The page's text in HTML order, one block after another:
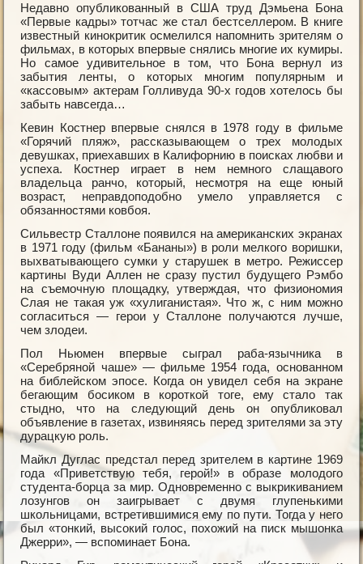
Недавно опубликованный в США труд Дэмьена Бона
«Первые кадры» тотчас же стал бестселлером. В книге
известный кинокритик осмелился напомнить зрителям о
фильмах, в которых впервые снялись многие их кумиры.
Но самое удивительное в том, что Бона вернул из
забытия ленты, о которых многим популярным и
«кассовым» актерам Голливуда 90-х годов хотелось бы
забыть навсегда…
Кевин Костнер впервые снялся в 1978 году в фильме
«Горячий пляж», рассказывающем о трех молодых
девушках, приехавших в Калифорнию в поисках любви и
успеха. Костнер играет в нем немного слащавого
владельца ранчо, который, несмотря на еще юный
возраст, неправдоподобно умело управляется с
обязанностями ковбоя.
Сильвестр Сталлоне появился на американских экранах
в 1971 году (фильм «Бананы») в роли мелкого воришки,
выхватывающего сумки у старушек в метро. Режиссер
картины Вуди Аллен не сразу пустил будущего Рэмбо
на съемочную площадку, утверждая, что физиономия
Слая не такая уж «хулиганистая». Что ж, с ним можно
согласиться — герои у Сталлоне получаются лучше,
чем злодеи.
Пол Ньюмен впервые сыграл раба-язычника в
«Серебряной чаше» — фильме 1954 года, основанном
на библейском эпосе. Когда он увидел себя на экране
бегающим босиком в короткой тоге, ему стало так
стыдно, что на следующий день он опубликовал
объявление в газетах, извиняясь перед зрителями за эту
дурацкую роль.
Майкл Дуглас предстал перед зрителем в картине 1969
года «Приветствую тебя, герой!» в образе молодого
студента-борца за мир. Одновременно с выкрикиванием
лозунгов он заигрывает с двумя глупенькими
школьницами, встретившимися ему по пути. Тогда у него
был «тонкий, высокий голос, похожий на писк мышонка
Джерри», — вспоминает Бона.